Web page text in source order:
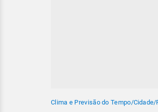
Clima e Previsão do Tempo/Cidade/